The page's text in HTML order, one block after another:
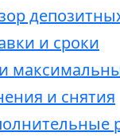
и сроки
и снятия